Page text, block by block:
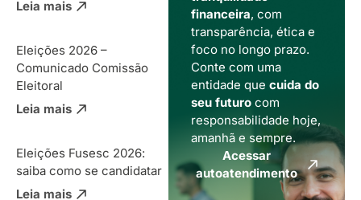
Leia mais
Eleições 2026 –
Comunicado Comissão
Eleitoral
Leia mais
Eleições Fusesc 2026:
saiba como se candidatar
Leia mais
financeira, com
transparência, ética e
foco no longo prazo.
Conte com uma
entidade que cuida do
seu futurocom
responsabilidade hoje,
amanhã e sempre.
Acessar
autoatendimento